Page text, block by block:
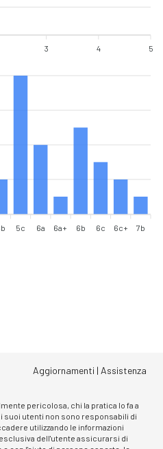
3 4 5
5c 6a 6a+ 6b 6c 6c+ 7b
Aggiornamenti | Assistenza
pericolosa, chi la pratica lo fa a
suoi utenti non sono responsabili di
utilizzando le informazioni
dell'utente assicurarsi di